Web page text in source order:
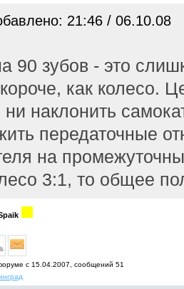
21:46 / 06.10.08
90 зубов - это
как колесо.
ни наклонить
передаточные
на
3:1, то общее
с 15.04.2007, cообщений 51